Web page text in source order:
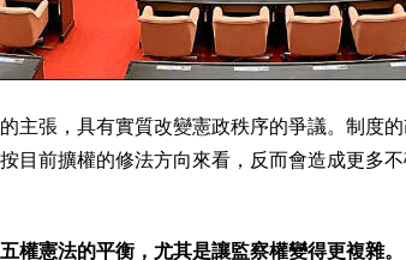
主張，具有實質改變憲政秩序的爭議。制度
目前擴權的修法方向來看，反而會造成更多
權憲法的平衡，尤其是讓監察權變得更複雜。